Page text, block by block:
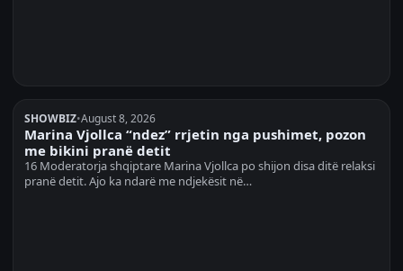
SHOWBIZ•August 8, 2026
Marina Vjollca “ndez” rrjetin nga pushimet, pozon
me bikini pranë detit
16 Moderatorja shqiptare Marina Vjollca po shijon disa ditë relaksi
pranë detit. Ajo ka ndarë me ndjekësit në…